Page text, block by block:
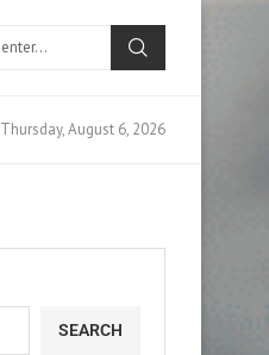
Thursday, August 6, 2026
SEARCH